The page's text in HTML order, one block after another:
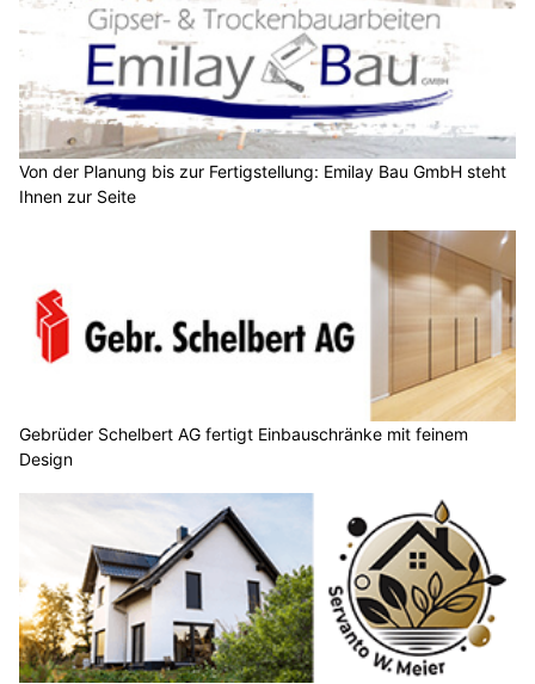
Von der Planung bis zur Fertigstellung: Emilay Bau GmbH steht
Ihnen zur Seite
Gebrüder Schelbert AG fertigt Einbauschränke mit feinem
Design